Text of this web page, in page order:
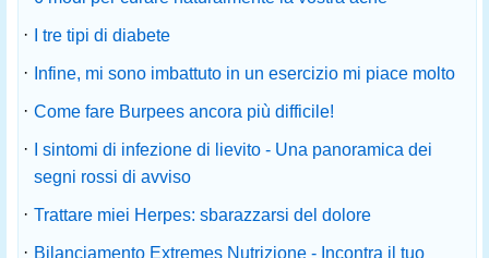
·
I tre tipi di diabete
·
Infine, mi sono imbattuto in un esercizio mi piace molto
· Come fare Burpees ancora più difficile!
·
I sintomi di infezione di lievito - Una panoramica dei
segni rossi di avviso
· Trattare miei Herpes: sbarazzarsi del dolore
· Bilanciamento Extremes Nutrizione - Incontra il tuo